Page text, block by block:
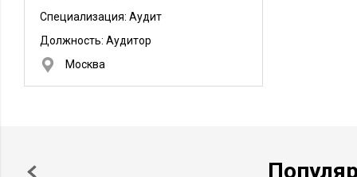
Специализация: Аудит
Должность: Аудитор
Москва